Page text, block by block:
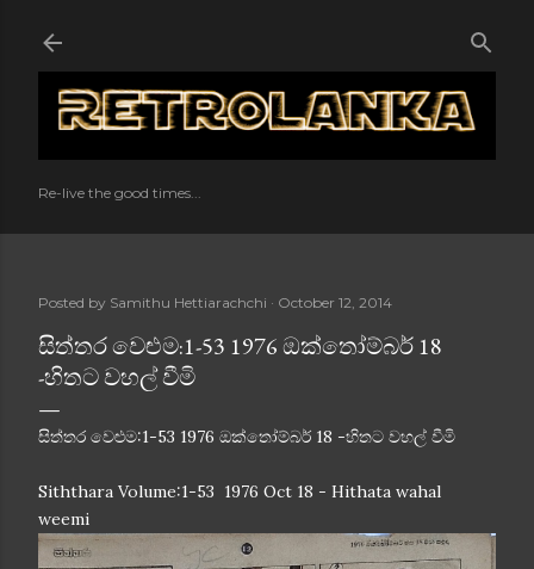
Re-live the good times...
Posted by Samithu Hettiarachchi October 12, 2014
සිත්තර වෙළුම:1-53 1976 ඔක්තෝම්බර් 18
-හිතට වහල් වීමි
සිත්තර වෙළුම:1-53 1976 ඔක්තෝම්බර් 18 -හිතට වහල් වීමි
Siththara Volume:1-53 1976 Oct 18 - Hithata wahal
weemi